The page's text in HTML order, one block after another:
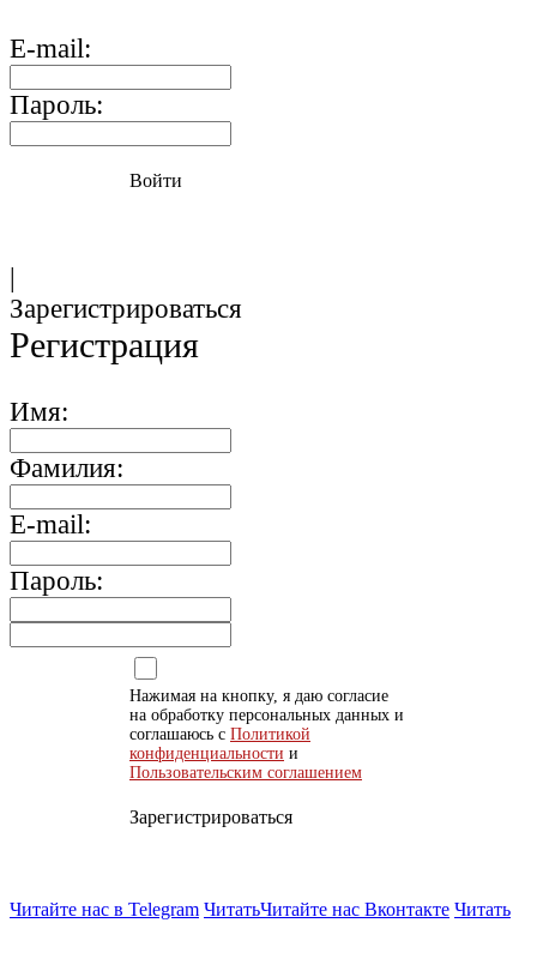
E-mail:
Пароль:
Войти
|
Зарегистрироваться
Регистрация
Имя:
Фамилия:
E-mail:
Пароль:
Нажимая на кнопку, я даю согласие
на обработку персональных данных и
соглашаюсь с Политикой
конфиденциальности и
Пользовательским соглашением
Зарегистрироваться
Читайте нас в Telegram ЧитатьЧитайте нас Вконтакте Читать